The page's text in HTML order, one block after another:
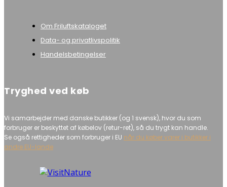
Om Friluftskataloget
Data- og privatlivspolitik
Handelsbetingelser
Tryghed ved køb
Vi samarbejder med danske butikker (og 1 svensk), hvor du som
forbruger er beskyttet af købelov (retur-ret), så du trygt kan handle.
Se også rettigheder som forbruger i EU når du køber varer i butikker i
andre EU-lande